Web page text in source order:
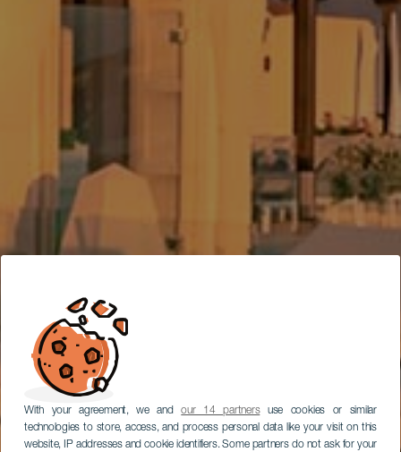
With your agreement, we andour 14 partnersuse cookies or similar
technologies to store, access, and process personal data like your visit on this
website, IP addresses and cookie identifiers. Some partners do not ask for your